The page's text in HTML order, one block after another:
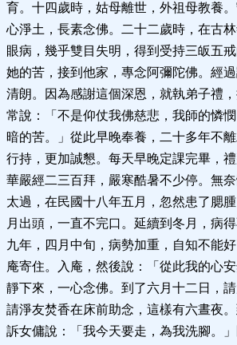
育。十四歲時，姑母離世，外祖母教養
心淨土，長素念佛。二十二歲時，在古
眼病，幾乎雙目失明，得到受持三皈五
她的苦，接到他家，專念阿彌陀佛。經
清朗。因為感謝這個深恩，就執弟子禮
常說：「不是仰仗我佛慈悲，我師的憐
暗的苦。」從此早晚奉養，二十多年不
行持，更加誠懇。每天早晚定課完畢，
華嚴經二三百拜，嚴寒酷暑不少停。無
太過，在民國十八年五月，忽然患了腮
月出頭，一直不完口。延續到冬月，病
九年，四月中旬，病勢加重，自知不能
庵寄住。入庵，然後說：「從此我的心
靜下來，一心念佛。到了六月十二日，
請淨友焚香在床前助念，這樣有六晝夜
訴女傭說：「我今天要走，為我洗腳。